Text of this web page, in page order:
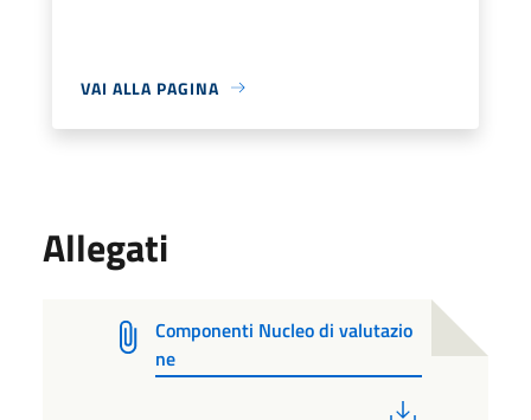
VAI ALLA PAGINA
Allegati
Componenti Nucleo di valutazio
ne